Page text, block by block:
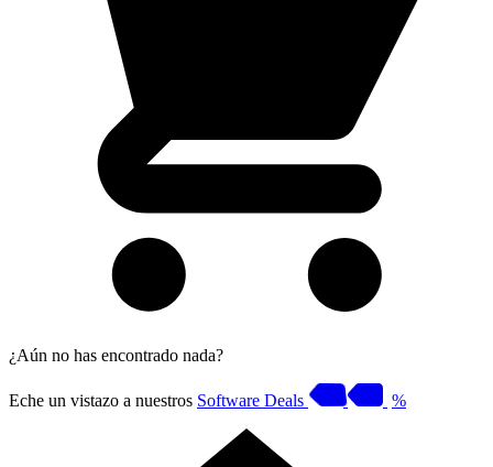
¿Aún no has encontrado nada?
Eche un vistazo a nuestros Software Deals %